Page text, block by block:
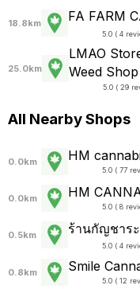
18.8km FA FARM
5.0 ( 4
25.0km
LMAO
Weed
5.0 ( 29
All Nearby Shops
0.0km HM
5.0 ( 77
0.0km HM
5.0 ( 8
0.5km ร้านกัญชาร
5.0 ( 4
0.8km Smile
5.0 ( 12